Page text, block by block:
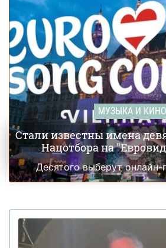
МУЗЫКА И КИНО
Стали известны имена
Нацотбора на
Десятого выберут онлайн-